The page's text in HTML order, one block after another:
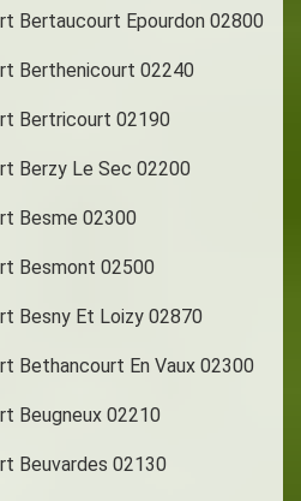
Bertaucourt Epourdon 02800
Berthenicourt 02240
Bertricourt 02190
Berzy Le Sec 02200
Besme 02300
Besmont 02500
Besny Et Loizy 02870
Bethancourt En Vaux 02300
Beugneux 02210
Beuvardes 02130